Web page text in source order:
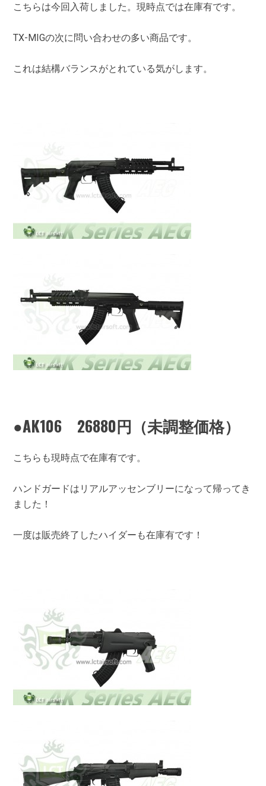
こちらは今回入荷しました。現時点では在庫有です。
TX-MIGの次に問い合わせの多い商品です。
これは結構バランスがとれている気がします。
●AK106 26880円（未調整価格）
こちらも現時点で在庫有です。
ハンドガードはリアルアッセンブリーになって帰ってき
ました！
一度は販売終了したハイダーも在庫有です！